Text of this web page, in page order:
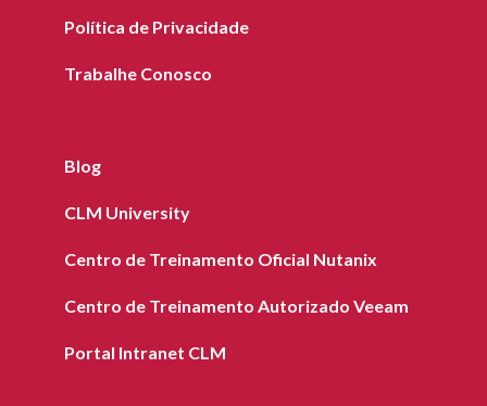
Política de Privacidade
Trabalhe Conosco
Blog
CLM University
Centro de Treinamento Oficial Nutanix
Centro de Treinamento Autorizado Veeam
Portal Intranet CLM